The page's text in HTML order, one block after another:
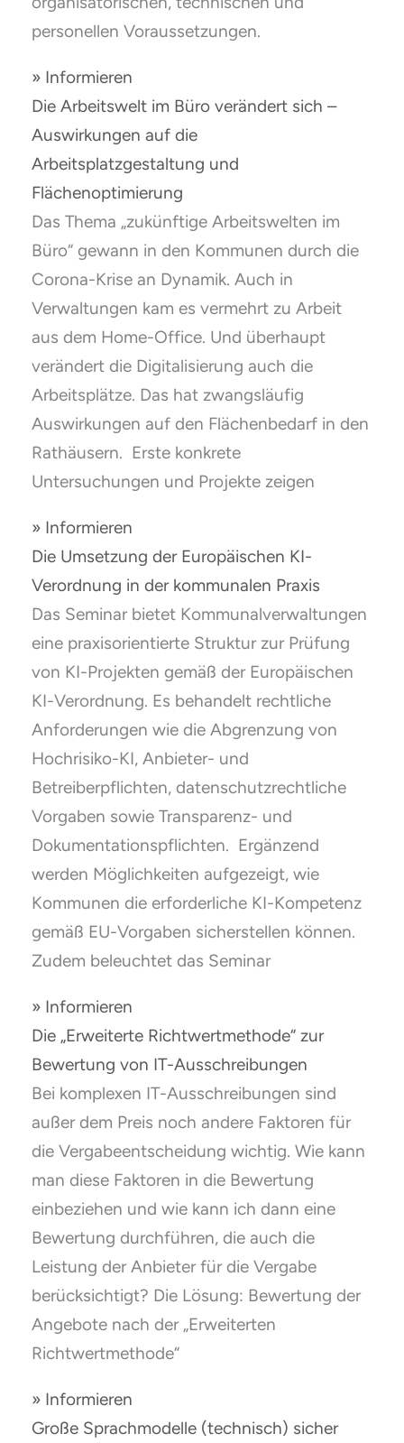
personellen Voraussetzungen.
» Informieren
Die Arbeitswelt im Büro verändert sich –
Auswirkungen auf die
Arbeitsplatzgestaltung und
Flächenoptimierung
Das Thema „zukünftige Arbeitswelten im
Büro“ gewann in den Kommunen durch die
Corona-Krise an Dynamik. Auch in
Verwaltungen kam es vermehrt zu Arbeit
aus dem Home-Office. Und überhaupt
verändert die Digitalisierung auch die
Arbeitsplätze. Das hat zwangsläufig
Auswirkungen auf den Flächenbedarf in den
Rathäusern. Erste konkrete
Untersuchungen und Projekte zeigen
» Informieren
Die Umsetzung der Europäischen KI-
Verordnung in der kommunalen Praxis
Das Seminar bietet Kommunalverwaltungen
eine praxisorientierte Struktur zur Prüfung
von KI-Projekten gemäß der Europäischen
KI-Verordnung. Es behandelt rechtliche
Anforderungen wie die Abgrenzung von
Hochrisiko-KI, Anbieter- und
Betreiberpflichten, datenschutzrechtliche
Vorgaben sowie Transparenz- und
Dokumentationspflichten. Ergänzend
werden Möglichkeiten aufgezeigt, wie
Kommunen die erforderliche KI-Kompetenz
gemäß EU-Vorgaben sicherstellen können.
Zudem beleuchtet das Seminar
» Informieren
Die „Erweiterte Richtwertmethode“ zur
Bewertung von IT-Ausschreibungen
Bei komplexen IT-Ausschreibungen sind
außer dem Preis noch andere Faktoren für
die Vergabeentscheidung wichtig. Wie kann
man diese Faktoren in die Bewertung
einbeziehen und wie kann ich dann eine
Bewertung durchführen, die auch die
Leistung der Anbieter für die Vergabe
berücksichtigt? Die Lösung: Bewertung der
Angebote nach der „Erweiterten
Richtwertmethode“
» Informieren
Große Sprachmodelle (technisch) sicher